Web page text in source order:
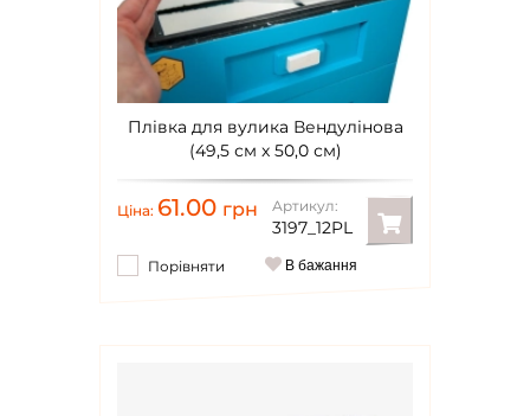
Плівка для вулика Вендулінова
(49,5 см x 50,0 см)
Ціна: 61.00 грн Артикул:
3197_12PL
Порівняти В бажання